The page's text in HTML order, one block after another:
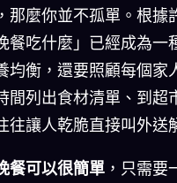
那麼你並不孤單。根據
餐吃什麼」已經成為一
均衡，還要照顧每個家
間列出食材清單、到超
往讓人乾脆直接叫外送
餐可以很簡單 ，只需要